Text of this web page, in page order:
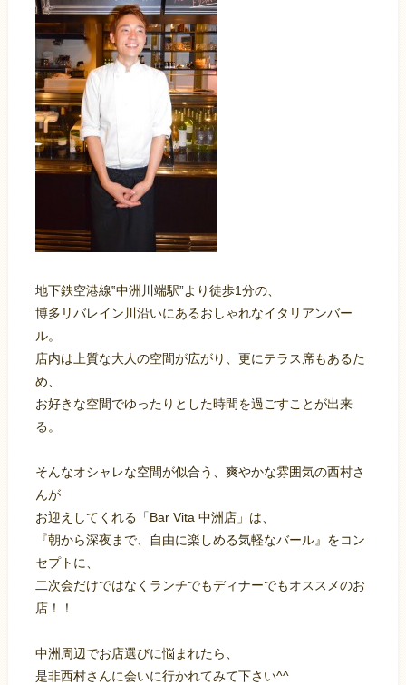
地下鉄空港線‟中洲川端駅”より徒歩1分の、
博多リバレイン川沿いにあるおしゃれなイタリアンバー
ル。
店内は上質な大人の空間が広がり、更にテラス席もあるた
め、
お好きな空間でゆったりとした時間を過ごすことが出来
る。
そんなオシャレな空間が似合う、爽やかな雰囲気の西村さ
んが
お迎えしてくれる「Bar Vita 中洲店」は、
『朝から深夜まで、自由に楽しめる気軽なバール』をコン
セプトに、
二次会だけではなくランチでもディナーでもオススメのお
店！！
中洲周辺でお店選びに悩まれたら、
是非西村さんに会いに行かれてみて下さい^^